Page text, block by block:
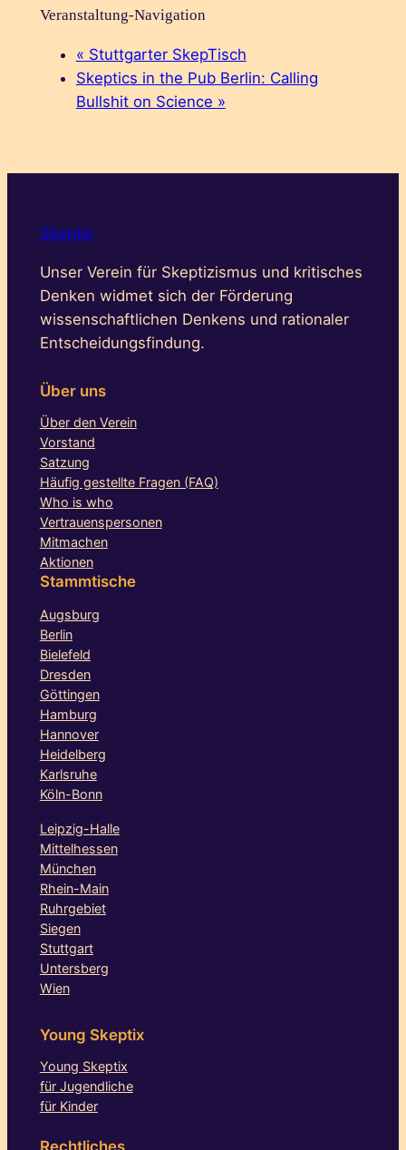
Veranstaltung-Navigation
« Stuttgarter SkepTisch
Skeptics in the Pub Berlin: Calling
Bullshit on Science »
Skeptix
Unser Verein für Skeptizismus und kritisches
Denken widmet sich der Förderung
wissenschaftlichen Denkens und rationaler
Entscheidungsfindung.
Über uns
Über den Verein
Vorstand
Satzung
Häufig gestellte Fragen (FAQ)
Who is who
Vertrauenspersonen
Mitmachen
Aktionen
Stammtische
Augsburg
Berlin
Bielefeld
Dresden
Göttingen
Hamburg
Hannover
Heidelberg
Karlsruhe
Köln-Bonn
Leipzig-Halle
Mittelhessen
München
Rhein-Main
Ruhrgebiet
Siegen
Stuttgart
Untersberg
Wien
Young Skeptix
Young Skeptix
für Jugendliche
für Kinder